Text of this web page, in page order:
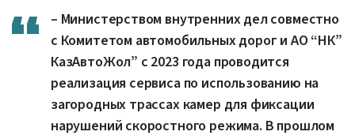
– Министерством внутренних дел совместно
с Комитетом автомобильных дорог и АО “НК”
КазАвтоЖол” с 2023 года проводится
реализация сервиса по использованию на
загородных трассах камер для фиксации
нарушений скоростного режима. В прошлом